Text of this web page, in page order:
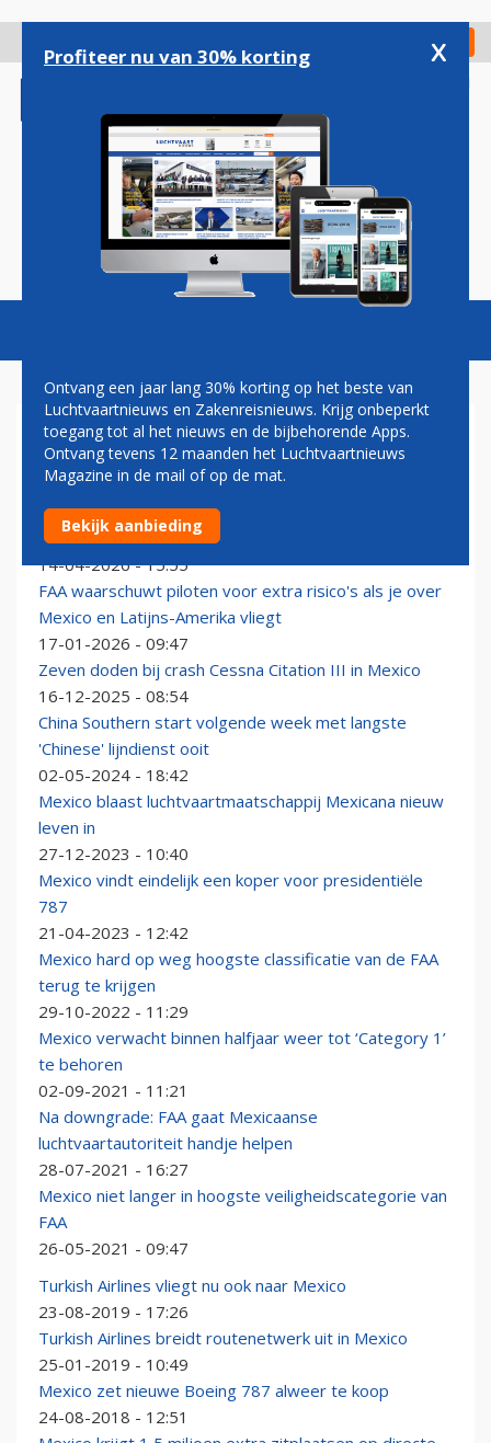
gaan
Check in
Magazine Podcasts Vacatures
MEXICO
Mexicaanse vliegmaatschappij krijgt geen brandstof
meer en staakt voor twee weken alle vluchten
14-04-2026 - 15:55
FAA waarschuwt piloten voor extra risico's als je over
Mexico en Latijns-Amerika vliegt
17-01-2026 - 09:47
Zeven doden bij crash Cessna Citation III in Mexico
16-12-2025 - 08:54
China Southern start volgende week met langste
'Chinese' lijndienst ooit
02-05-2024 - 18:42
Mexico blaast luchtvaartmaatschappij Mexicana nieuw
leven in
27-12-2023 - 10:40
Mexico vindt eindelijk een koper voor presidentiële
787
21-04-2023 - 12:42
Mexico hard op weg hoogste classificatie van de FAA
terug te krijgen
29-10-2022 - 11:29
Mexico verwacht binnen halfjaar weer tot ‘Category 1’
te behoren
02-09-2021 - 11:21
Na downgrade: FAA gaat Mexicaanse
luchtvaartautoriteit handje helpen
28-07-2021 - 16:27
Mexico niet langer in hoogste veiligheidscategorie van
FAA
26-05-2021 - 09:47
Turkish Airlines vliegt nu ook naar Mexico
23-08-2019 - 17:26
Turkish Airlines breidt routenetwerk uit in Mexico
25-01-2019 - 10:49
Mexico zet nieuwe Boeing 787 alweer te koop
24-08-2018 - 12:51
Profiteer nu van 30% korting x
Ontvang een jaar lang 30% korting op het beste van
Luchtvaartnieuws en Zakenreisnieuws. Krijg onbeperkt
toegang tot al het nieuws en de bijbehorende Apps.
Ontvang tevens 12 maanden het Luchtvaartnieuws
Magazine in de mail of op de mat.
Bekijk aanbieding